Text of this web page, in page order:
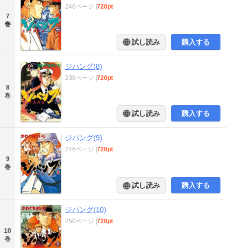
7
巻
246ページ 720pt
試し読み 購入する
8
巻
ジパング(8)
238ページ 720pt
試し読み 購入する
9
巻
ジパング(9)
246ページ 720pt
試し読み 購入する
10
巻
ジパング(10)
250ページ 720pt